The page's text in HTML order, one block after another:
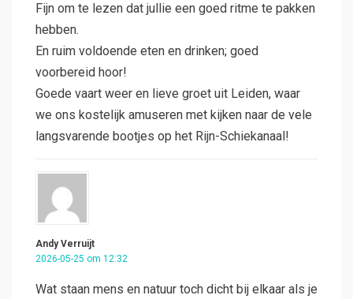
Fijn om te lezen dat jullie een goed ritme te pakken
hebben.
En ruim voldoende eten en drinken; goed
voorbereid hoor!
Goede vaart weer en lieve groet uit Leiden, waar
we ons kostelijk amuseren met kijken naar de vele
langsvarende bootjes op het Rijn-Schiekanaal!
Andy Verruijt
2026-05-25 om 12:32
Wat staan mens en natuur toch dicht bij elkaar als je